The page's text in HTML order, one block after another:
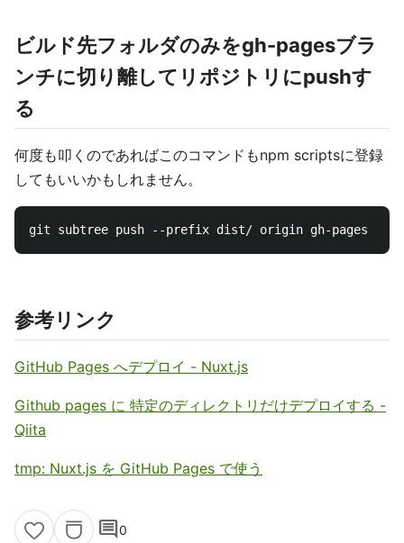
ビルド先フォルダのみをgh-pagesブラ
ンチに切り離してリポジトリにpushす
る
何度も叩くのであればこのコマンドもnpm scriptsに登録
してもいいかもしれません。
参考リンク
GitHub Pages へデプロイ - Nuxt.js
Github pages に 特定のディレクトリだけデプロイする -
Qiita
tmp: Nuxt.js を GitHub Pages で使う
comment0